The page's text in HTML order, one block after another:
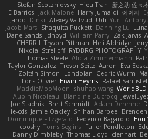
Stefan Scotzniovsky Hieu Tran 新之助 佐々
E Barrios Jack Malone Harry Jumaidi 에이지
Jarod Dinki Alexey Vaitvud Udi Yurii
Jacob Mars Shaquita Puckett Danning Lu
Dane Sands Jdnbyd William Parry Zak Jarvis
CHERRII Tryvon Pittman Heli Aldridge
Nikolai Strelioff RYDBRG PHOTOGRAPHY
Thomas Steele Alicia Zimmermann
Taylor Gonzalez Trevor Seitz Aaron Eva
Zoltán Simon
Londolan Cedric Wurm
Loris Olivier Erwin Heyms Rafael
MaddieMooMoon shuhao wang WorldBLD
Aubin Nicoleau
Blandine Ducrocq
Joe Stadnik Brett Schmidt Adam Derenne
le-cds Jamie Oakley Shihan Barbee
Dominique Fitzgerald Federico Bagarolo Eon
cooshy Toms Seglins Fuller Pendleton
Danny Dimbleby Thomas Lloyd clenhart